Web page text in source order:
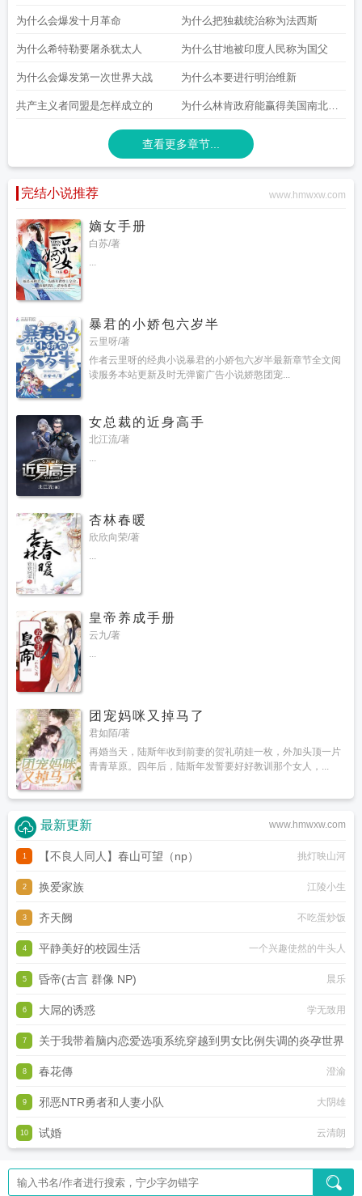
为什么会爆发十月革命 为什么把独裁统治称为法西斯
为什么希特勒要屠杀犹太人 为什么甘地被印度人民称为国父
为什么会爆发第一次世界大战 为什么本要进行明治维新
共产主义者同盟是怎样成立的 为什么林肯政府能赢得美国南北战
争
查看更多章节...
完结小说推荐 www.hmwxw.com
嫡女手册
白苏/著
...
暴君的小娇包六岁半
云里呀/著
作者云里呀的经典小说暴君的小娇包六岁半最新章节全文阅
读服务本站更新及时无弹窗广告小说娇憨团宠...
女总裁的近身高手
北江流/著
...
杏林春暖
欣欣向荣/著
...
皇帝养成手册
云九/著
...
团宠妈咪又掉马了
君如陌/著
再婚当天，陆斯年收到前妻的贺礼萌娃一枚，外加头顶一片
青青草原。四年后，陆斯年发誓要好好教训那个女人，...
www.hmwxw.com
最新更新
1 【不良人同人】春山可望（np） 挑灯映山河
2 换爱家族 江陵小生
3 齐天阙 不吃蛋炒饭
4 平静美好的校园生活 一个兴趣使然的牛头人
5 昏帝(古言 群像 NP) 晨乐
6 大屌的诱惑 学无致用
7 关于我带着脑内恋爱选项系统穿越到男女比例失调的炎孕世界
黑月何时嚎叫
8 春花傳 澄渝
9 邪恶NTR勇者和人妻小队 大阴雄
10 试婚 云清朗